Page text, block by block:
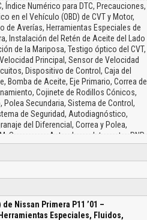
Índice Numérico para DTC, Precauciones,
en el Vehículo (OBD) de CVT y Motor,
de Averías, Herramientas Especiales de
Instalación del Retén de Aceite del Lado
de la Mariposa, Testigo óptico del CVT,
Principal, Sensor de Velocidad
Dispositivo de Control, Caja del
Bomba de Aceite, Eje Primario, Correa de
Cojinete de Rodillos Cónicos,
Polea Secundaria, Sistema de Control,
de Seguridad, Autodiagnóstico,
del Diferencial, Correa y Polea,
Sensores y Actuadores, Interruptor PNP,
de Velocidad del Motor, Sensor de
de Diagnostico en el Vehículo,
Borrar el DTC?, Indicador de Avería,
Modalidad Monitor Datos,
Válvula Solenoide del Embrague del
la CVT, Diagnostico de Averías para
¿Cómo Realizar Diagnósticos
Nissan Primera P11 ’01 –
Especiales, Fluidos,